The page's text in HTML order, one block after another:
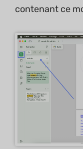
contenant ce